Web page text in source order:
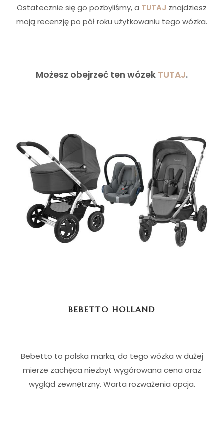
Ostatecznie się go pozbyliśmy, a TUTAJ znajdziesz
moją recenzję po pół roku użytkowaniu tego wózka.
Możesz obejrzeć ten wózek TUTAJ.
BEBETTO HOLLAND
Bebetto to polska marka, do tego wózka w dużej
mierze zachęca niezbyt wygórowana cena oraz
wygląd zewnętrzny. Warta rozważenia opcja.